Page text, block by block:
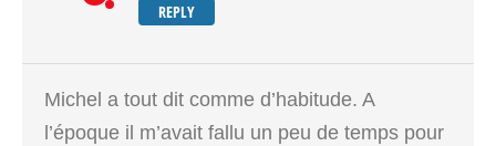
REPLY
Michel a tout dit comme d’habitude. A
l’époque il m’avait fallu un peu de temps pour